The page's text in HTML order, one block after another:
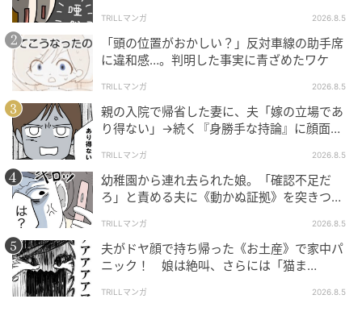
TRILLマンガ 2026.8.5
「頭の位置がおかしい？」反対車線の助手席
に違和感…。判明した事実に青ざめたワケ
TRILLマンガ 2026.8.5
親の入院で帰省した妻に、夫「嫁の立場であ
り得ない」→続く『身勝手な持論』に顔面蒼
TRILLマンガ 2026.8.5
幼稚園から連れ去られた娘。「確認不足だ
ろ」と責める夫に《動かぬ証拠》を突きつけ
TRILLマンガ 2026.8.5
夫がドヤ顔で持ち帰った《お土産》で家中パ
ニック！ 娘は絶叫、さらには「猫ま
TRILLマンガ 2026.8.5